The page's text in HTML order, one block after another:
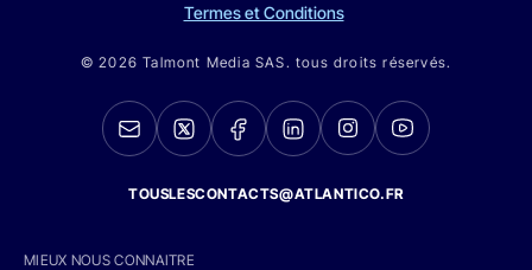
Termes et Conditions
© 2026 Talmont Media SAS. tous droits réservés.
TOUSLESCONTACTS@ATLANTICO.FR
MIEUX NOUS CONNAITRE